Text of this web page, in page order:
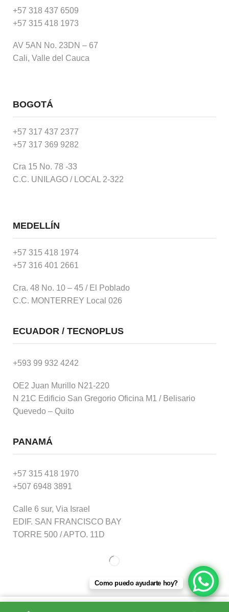
+57 318 437 6509
+57 315 418 1973
AV 5AN No. 23DN – 67
Cali, Valle del Cauca
BOGOTÁ
+57 317 437 2377
+57 317 369 9282
Cra 15 No. 78 -33
C.C. UNILAGO / LOCAL 2-322
MEDELLÍN
+57 315 418 1974
+57 316 401 2661
Cra. 48 No. 10 – 45 / El Poblado
C.C. MONTERREY Local 026
ECUADOR / TECNOPLUS
+593 99 932 4242
OE2 Juan Murillo N21-220
N 21C Edificio San Gregorio Oficina M1 / Belisario
Quevedo – Quito
PANAMÁ
+57 315 418 1970
+507 6948 3891
Calle 6 sur, Via Israel
EDIF. SAN FRANCISCO BAY
TORRE 500 / APTO. 11D
Como puedo ayudarte hoy?